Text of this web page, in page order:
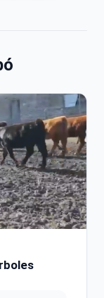
al contenido
clientes